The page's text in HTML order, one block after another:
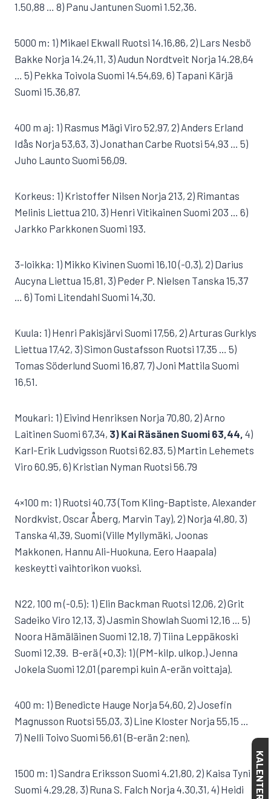
1.50,88 … 8) Panu Jantunen Suomi 1.52,36.
5000 m: 1) Mikael Ekwall Ruotsi 14.16,86, 2) Lars Nesbö
Bakke Norja 14.24,11, 3) Audun Nordtveit Norja 14.28,64
… 5) Pekka Toivola Suomi 14.54,69, 6) Tapani Kärjä
Suomi 15.36,87.
400 m aj: 1) Rasmus Mägi Viro 52,97, 2) Anders Erland
Idås Norja 53,63, 3) Jonathan Carbe Ruotsi 54,93 … 5)
Juho Launto Suomi 56,09.
Korkeus: 1) Kristoffer Nilsen Norja 213, 2) Rimantas
Melinis Liettua 210, 3) Henri Vitikainen Suomi 203 … 6)
Jarkko Parkkonen Suomi 193.
3-loikka: 1) Mikko Kivinen Suomi 16,10 (-0,3), 2) Darius
Aucyna Liettua 15,81, 3) Peder P. Nielsen Tanska 15,37
… 6) Tomi Litendahl Suomi 14,30.
Kuula: 1) Henri Pakisjärvi Suomi 17,56, 2) Arturas Gurklys
Liettua 17,42, 3) Simon Gustafsson Ruotsi 17,35 … 5)
Tomas Söderlund Suomi 16,87, 7) Joni Mattila Suomi
16,51.
Moukari: 1) Eivind Henriksen Norja 70,80, 2) Arno
Laitinen Suomi 67,34, 3) Kai Räsänen Suomi 63,44, 4)
Karl-Erik Ludvigsson Ruotsi 62.83, 5) Martin Lehemets
Viro 60.95, 6) Kristian Nyman Ruotsi 56.79
4×100 m: 1) Ruotsi 40,73 (Tom Kling-Baptiste, Alexander
Nordkvist, Oscar Åberg, Marvin Tay), 2) Norja 41,80, 3)
Tanska 41,39, Suomi (Ville Myllymäki, Joonas
Makkonen, Hannu Ali-Huokuna, Eero Haapala)
keskeytti vaihtorikon vuoksi.
N22, 100 m (-0,5): 1) Elin Backman Ruotsi 12,06, 2) Grit
Sadeiko Viro 12,13, 3) Jasmin Showlah Suomi 12,16 … 5)
Noora Hämäläinen Suomi 12,18, 7) Tiina Leppäkoski
Suomi 12,39.  B-erä (+0,3): 1) (PM-kilp. ulkop.) Jenna
Jokela Suomi 12,01 (parempi kuin A-erän voittaja).
400 m: 1) Benedicte Hauge Norja 54,60, 2) Josefin
Magnusson Ruotsi 55,03, 3) Line Kloster Norja 55,15 …
7) Nelli Toivo Suomi 56,61 (B-erän 2:nen).
1500 m: 1) Sandra Eriksson Suomi 4.21,80, 2) Kaisa Tyni
Suomi 4.29,28, 3) Runa S. Falch Norja 4.30,31, 4) Heidi
KALENTERI